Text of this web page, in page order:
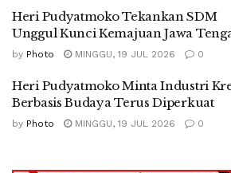
Heri Pudyatmoko Tekankan SDM
Unggul Kunci Kemajuan Jawa
by Photo MINGGU, 19 JUL 2026 0
Heri Pudyatmoko Minta Industri
Berbasis Budaya Terus Diperkuat
by Photo MINGGU, 19 JUL 2026 0